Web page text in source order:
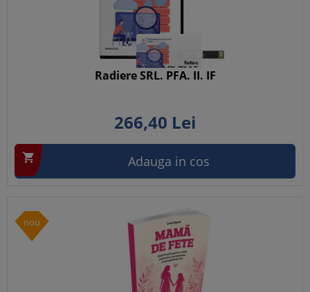
Radiere SRL. PFA. II. IF
266,40 Lei
 Adauga in cos
nou